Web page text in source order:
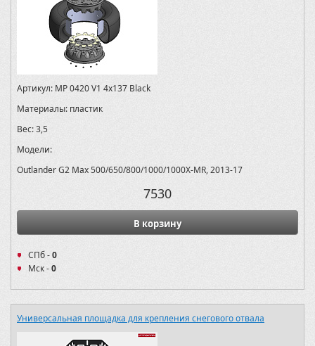
Артикул: MP 0420 V1 4х137 Black
Материалы: пластик
Вес:3,5
Модели:
Outlander G2 Max 500/650/800/1000/1000X-MR, 2013-17
7530
В корзину
СПб -0
Мск -0
Универсальная площадка для крепления снегового отвала